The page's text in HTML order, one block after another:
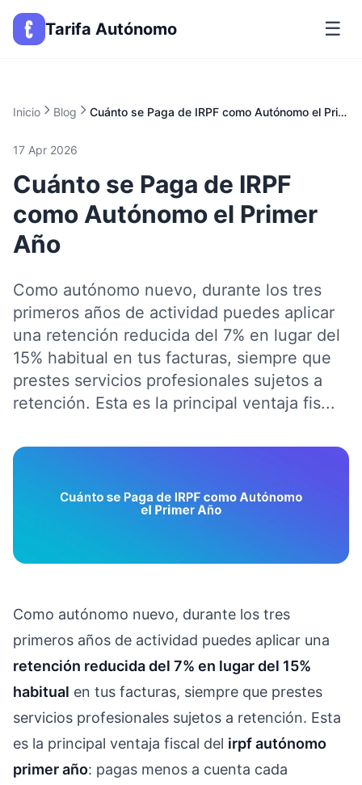
Tarifa Autónomo ☰
Inicio Blog Cuánto se Paga de IRPF como Autónomo el Primer Año
17 Apr 2026
Cuánto se Paga de IRPF
como Autónomo el Primer
Año
Como autónomo nuevo, durante los tres
primeros años de actividad puedes aplicar
una retención reducida del 7% en lugar del
15% habitual en tus facturas, siempre que
prestes servicios profesionales sujetos a
retención. Esta es la principal ventaja fis...
Como autónomo nuevo, durante los tres
primeros años de actividad puedes aplicar una
retención reducida del 7% en lugar del 15%
habitual en tus facturas, siempre que prestes
servicios profesionales sujetos a retención. Esta
es la principal ventaja fiscal del irpf autónomo
primer año: pagas menos a cuenta cada